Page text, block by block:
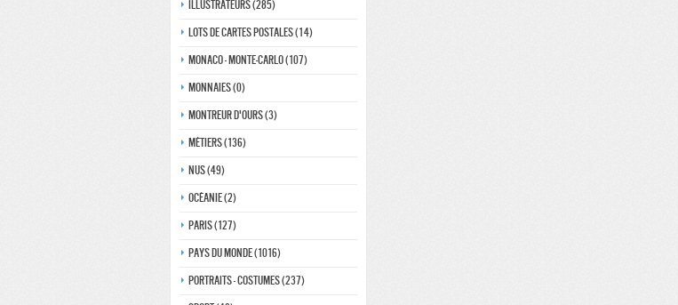
Illustrateurs (285)
Lots de Cartes Postales (14)
Monaco - monte-carlo (107)
Monnaies (0)
Montreur d'ours (3)
Métiers (136)
Nus (49)
Océanie (2)
Paris (127)
Pays du monde (1016)
Portraits - costumes (237)